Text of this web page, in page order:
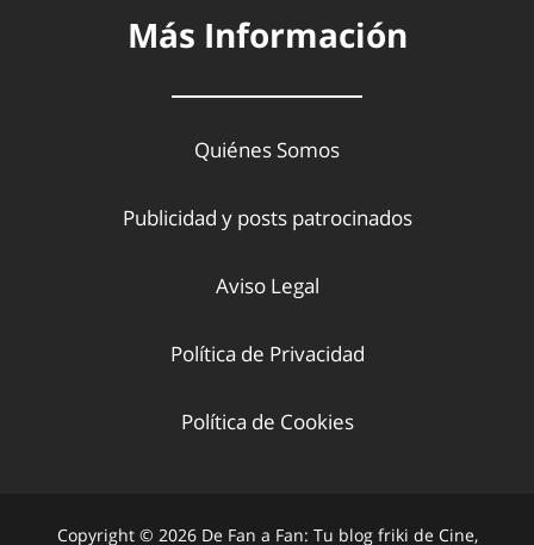
Más Información
Quiénes Somos
Publicidad y posts patrocinados
Aviso Legal
Política de Privacidad
Política de Cookies
Copyright © 2026 De Fan a Fan: Tu blog friki de Cine,